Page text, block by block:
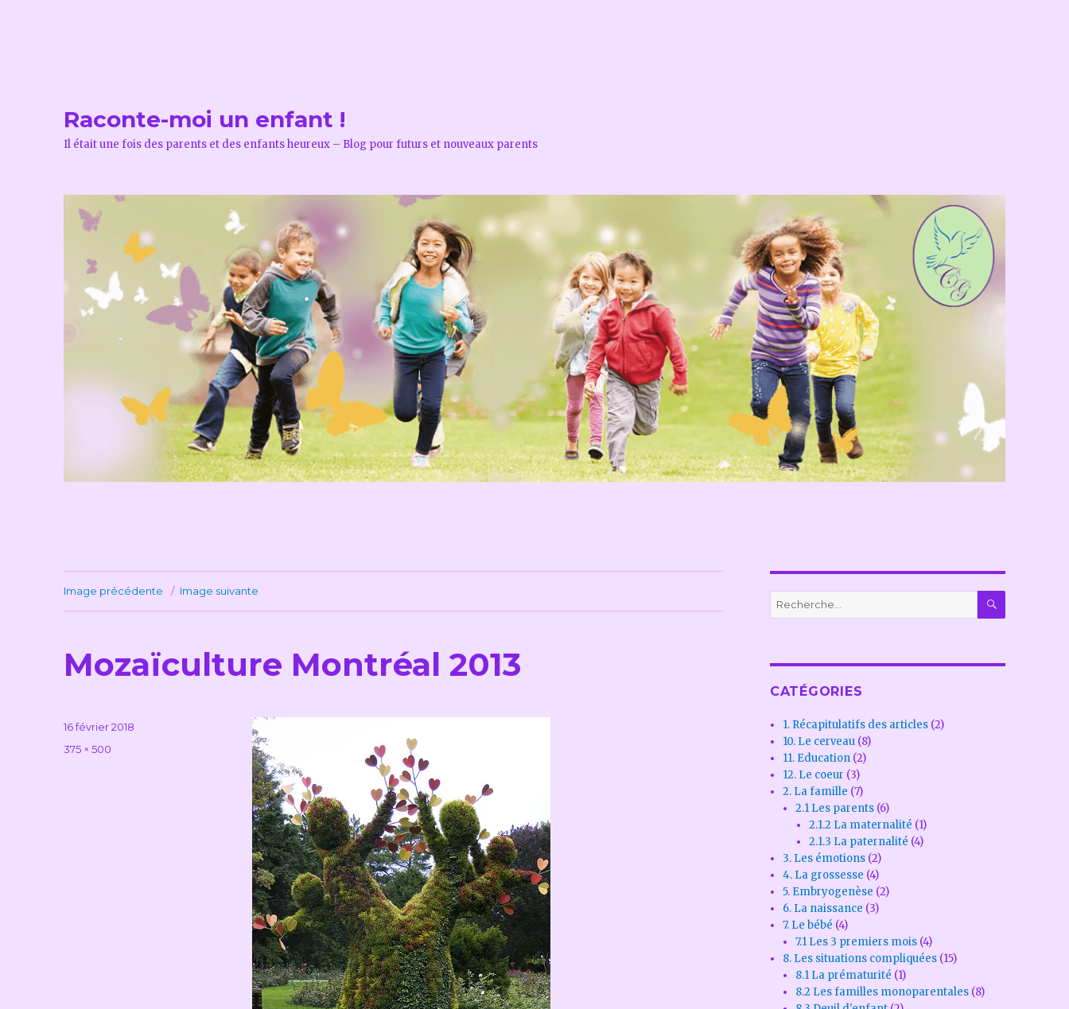
Raconte-moi un enfant !
Il était une fois des parents et des enfants heureux – Blog pour futurs et nouveaux parents
Image précédente Image suivante
Mozaïculture Montréal 2013
Publié
16 février 2018
Taille
375 × 500
Recherche
pour :
CATÉGORIES
1. Récapitulatifs des articles (2)
10. Le cerveau (8)
11. Education (2)
12. Le coeur (3)
2. La famille (7)
2.1 Les parents (6)
2.1.2 La maternalité (1)
2.1.3 La paternalité (4)
3. Les émotions (2)
4. La grossesse (4)
5. Embryogenèse (2)
6. La naissance (3)
7. Le bébé (4)
7.1 Les 3 premiers mois (4)
8. Les situations compliquées (15)
8.1 La prématurité (1)
8.2 Les familles monoparentales (8)